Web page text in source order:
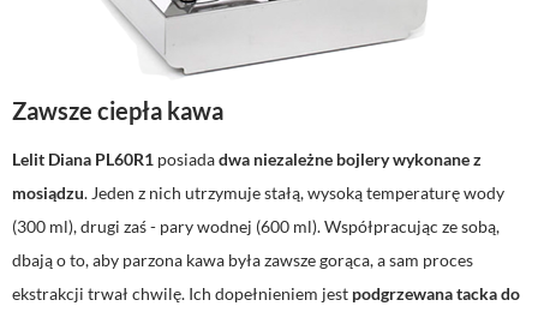
Zawsze ciepła kawa
Lelit Diana PL60R1 posiadadwa niezależne bojlery wykonane z
mosiądzu. Jeden z nich utrzymuje stałą, wysoką temperaturę wody
(300 ml), drugi zaś - pary wodnej (600 ml). Współpracując ze sobą,
dbają o to, aby parzona kawa była zawsze gorąca, a sam proces
ekstrakcji trwał chwilę. Ich dopełnieniem jest podgrzewana tacka do